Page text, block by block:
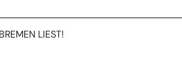
BREMEN LIEST!